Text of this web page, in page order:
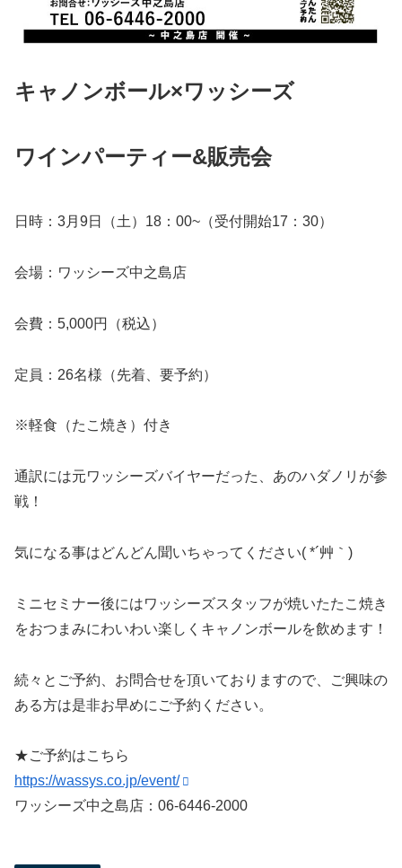
キャノンボール×ワッシーズ
ワインパーティー&販売会
日時：3月9日（土）18：00~（受付開始17：30）
会場：ワッシーズ中之島店
会費：5,000円（税込）
定員：26名様（先着、要予約）
※軽食（たこ焼き）付き
通訳には元ワッシーズバイヤーだった、あのハダノリが参
戦！
気になる事はどんどん聞いちゃってください( *´艸｀)
ミニセミナー後にはワッシーズスタッフが焼いたたこ焼き
をおつまみにわいわい楽しくキャノンボールを飲めます！
続々とご予約、お問合せを頂いておりますので、ご興味の
ある方は是非お早めにご予約ください。
★ご予約はこちら
https://wassys.co.jp/event/
ワッシーズ中之島店：06-6446-2000